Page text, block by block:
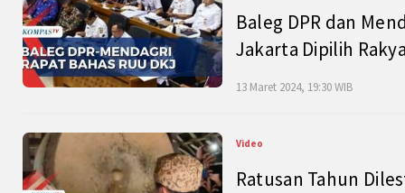
Baleg DPR dan
Jakarta Dipilih
13 Maret 2024, 19:30 WIB
Video
Ratusan Tahun